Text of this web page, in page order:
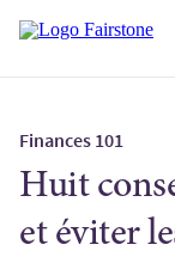
Finances 101
Huit
et éviter